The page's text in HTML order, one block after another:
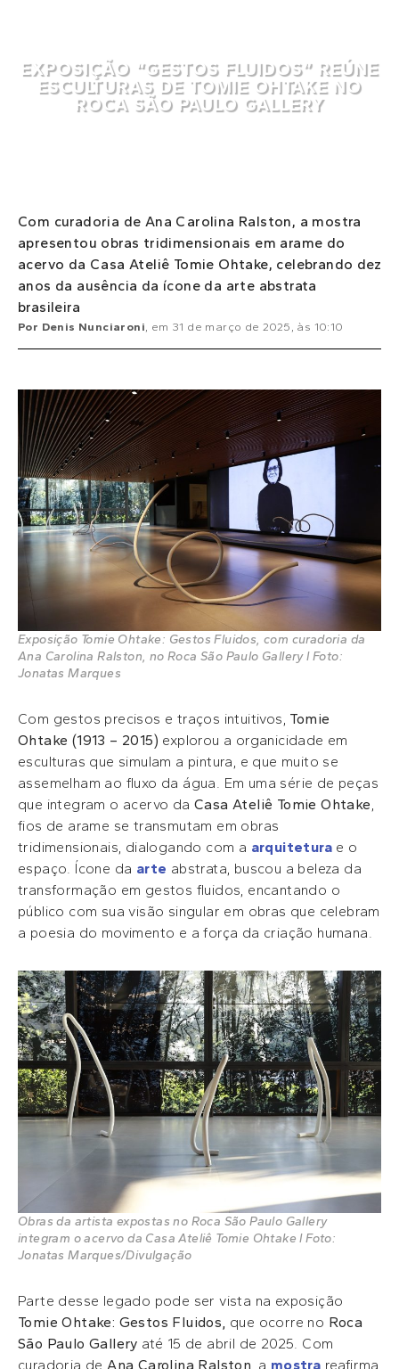
EXPOSIÇÃO “GESTOS FLUIDOS” REÚNE
ESCULTURAS DE TOMIE OHTAKE NO
ROCA SÃO PAULO GALLERY
Com curadoria de Ana Carolina Ralston, a mostra
apresentou obras tridimensionais em arame do
acervo da Casa Ateliê Tomie Ohtake, celebrando dez
anos da ausência da ícone da arte abstrata
brasileira
Por Denis Nunciaroni, em 31 de março de 2025 , às 10:10
Exposição Tomie Ohtake: Gestos Fluidos, com curadoria da
Ana Carolina Ralston, no Roca São Paulo Gallery l Foto:
Jonatas Marques
Com gestos precisos e traços intuitivos, Tomie
Ohtake (1913 – 2015) explorou a organicidade em
esculturas que simulam a pintura, e que muito se
assemelham ao fluxo da água. Em uma série de peças
que integram o acervo da Casa Ateliê Tomie Ohtake,
fios de arame se transmutam em obras
tridimensionais, dialogando com a arquitetura e o
espaço. Ícone da arte abstrata, buscou a beleza da
transformação em gestos fluidos, encantando o
público com sua visão singular em obras que celebram
a poesia do movimento e a força da criação humana.
Obras da artista expostas no Roca São Paulo Gallery
integram o acervo da Casa Ateliê Tomie Ohtake l Foto:
Jonatas Marques/Divulgação
Parte desse legado pode ser vista na exposição
Tomie Ohtake: Gestos Fluidos, que ocorre no Roca
São Paulo Gallery até 15 de abril de 2025. Com
curadoria de Ana Carolina Ralston , a mostra reafirma